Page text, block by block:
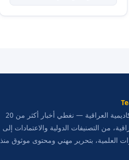
بوابة الأخبار الأكاديمية العراقية — نغطي أخبار أكثر من 20
من التصنيفات الدولية والاعتمادات إلى
العلمية، بتحرير مهني ومحتوى موثوق منذ